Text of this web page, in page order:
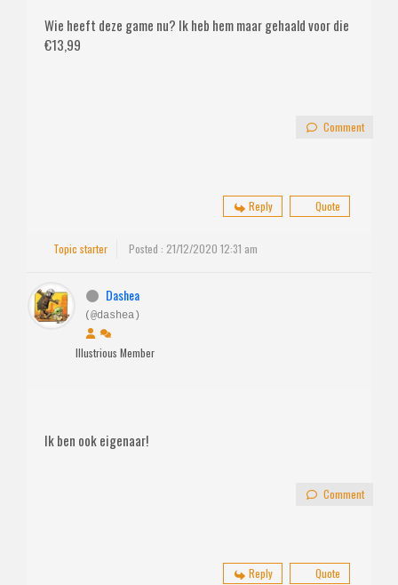
Wie heeft deze game nu? Ik heb hem maar gehaald voor die
€13,99
Comment
Reply Quote
Topic starter Posted : 21/12/2020 12:31 am
Dashea
(@dashea)
Illustrious Member
Ik ben ook eigenaar!
Comment
Reply Quote